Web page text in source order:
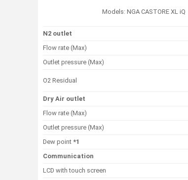
Models: NGA CASTORE XL iQ
N2 outlet
Flow rate (Max)
Outlet pressure (Max)
O2 Residual
Dry Air outlet
Flow rate (Max)
Outlet pressure (Max)
Dew point *1
Communication
LCD with touch screen